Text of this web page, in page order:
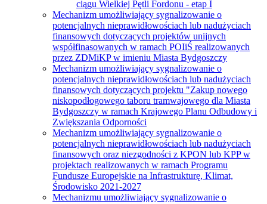
ciągu Wielkiej Pętli Fordonu - etap I
Mechanizm umożliwiający sygnalizowanie o
potencjalnych nieprawidłowościach lub nadużyciach
finansowych dotyczących projektów unijnych
współfinasowanych w ramach POIiŚ realizowanych
przez ZDMiKP w imieniu Miasta Bydgoszczy
Mechanizm umożliwiający sygnalizowanie o
potencjalnych nieprawidłowościach lub nadużyciach
finansowych dotyczących projektu "Zakup nowego
niskopodłogowego taboru tramwajowego dla Miasta
Bydgoszczy w ramach Krajowego Planu Odbudowy i
Zwiększania Odporności
Mechanizm umożliwiający sygnalizowanie o
potencjalnych nieprawidłowościach lub nadużyciach
finansowych oraz niezgodności z KPON lub KPP w
projektach realizowanych w ramach Programu
Fundusze Europejskie na Infrastrukturę, Klimat,
Środowisko 2021-2027
Mechanizmu umożliwiający sygnalizowanie o